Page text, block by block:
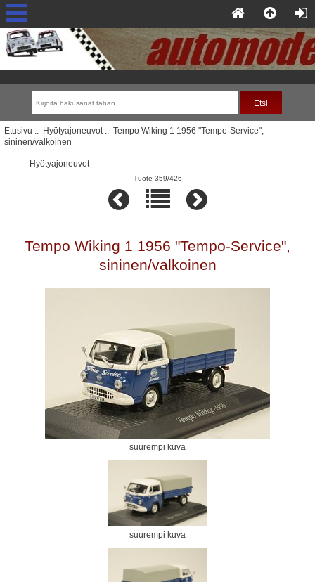
Etusivu :: Hyötyajoneuvot:: Tempo Wiking 1 1956 "Tempo-Service",
sininen/valkoinen
Hyötyajoneuvot
Tuote 359/426
Tempo Wiking 1 1956 "Tempo-Service",
sininen/valkoinen
suurempi kuva
suurempi kuva